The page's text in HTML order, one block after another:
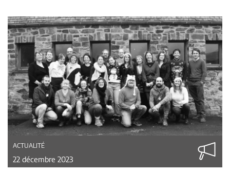
ACTUALITÉ
22 décembre 2023